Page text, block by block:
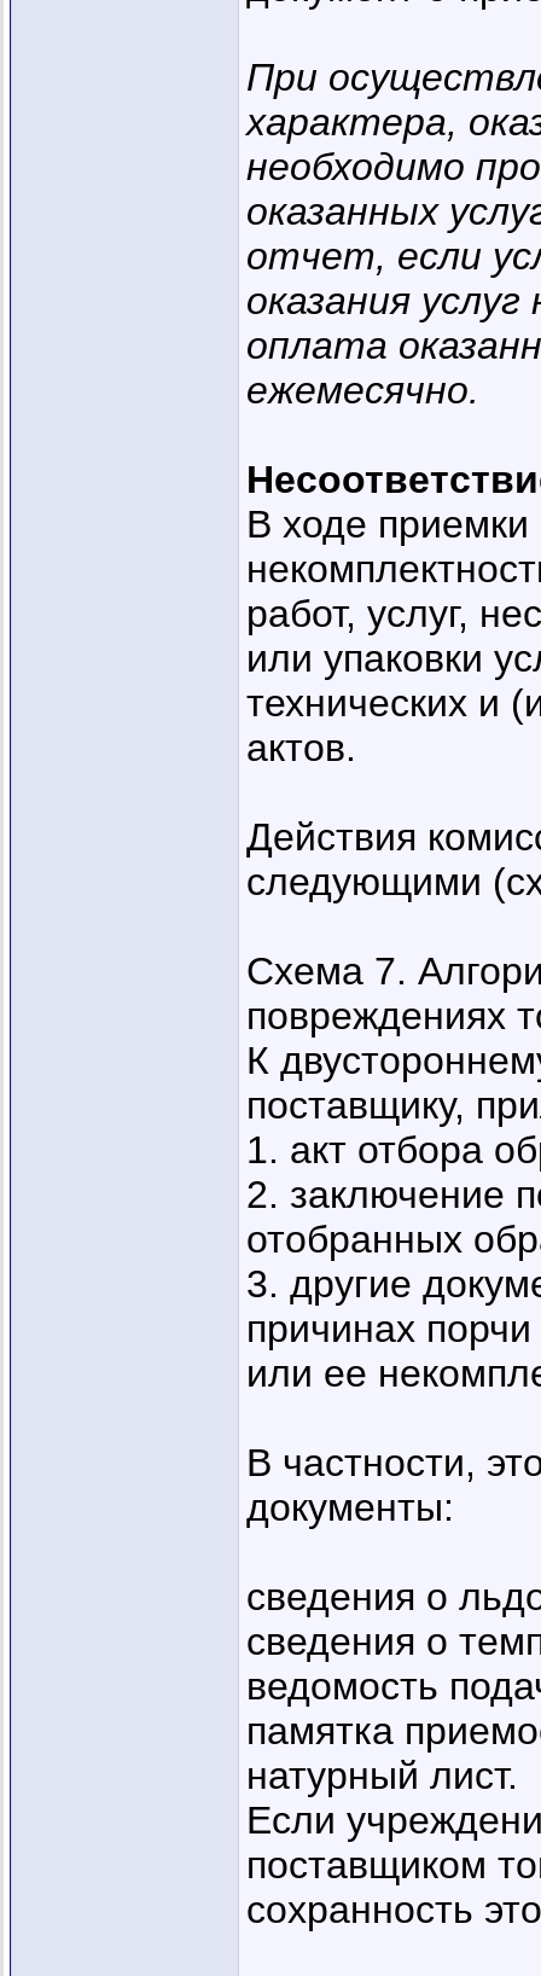
При
характера,
необходимо
оказанных
отчет, если
оказания
оплата
ежемесячно.
В ходе приемки
работ, услуг,
или упаковки
технических и
актов.
Действия
следующими
Схема 7.
повреждениях
К
поставщику,
1. акт отбора
2. заключение
отобранных
3. другие
причинах
или ее
В частности,
документы:
сведения о
сведения о
ведомость
памятка
натурный лист.
Если
поставщиком
сохранность